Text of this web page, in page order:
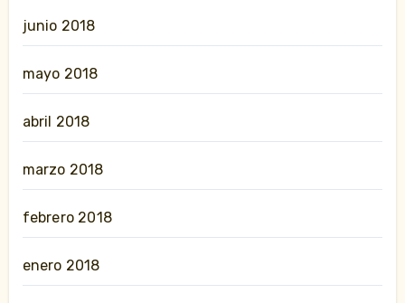
junio 2018
mayo 2018
abril 2018
marzo 2018
febrero 2018
enero 2018